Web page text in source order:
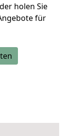
holen Sie
für